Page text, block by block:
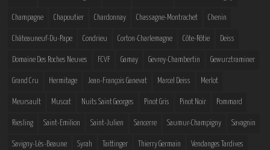
Champagne Chapoutier Chardonnay Chassagne-Montrachet Chenin
Châteauneuf-Du-Pape Condrieu Corton-Charlemagne Côte-Rôtie Deiss
Domaine Des Roches Neuves FCVF Gamay Gevrey-Chambertin Gewurztraminer
Grand Cru Hermitage Jean-François Ganevat Marcel Deiss Merlot
Meursault Muscat Nuits Saint Georges Pinot Gris Pinot Noir Pommard
Riesling Saint-Emilion Saint-Julien Sancerre Saumur-Champigny Savagnin
Savigny-Lès-Beaune Syrah Taittinger Thierry Germain Vendanges Tardives